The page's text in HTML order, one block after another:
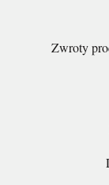
Zwroty